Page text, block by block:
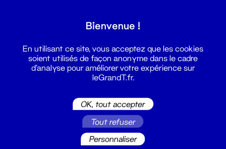
Bienvenue !
En utilisant ce site, vous acceptez que les cookies
soient utilisés de façon anonyme dans le cadre
d'analyse pour améliorer votre expérience sur
leGrandT.fr.
OK, tout accepter
Tout refuser
Personnaliser